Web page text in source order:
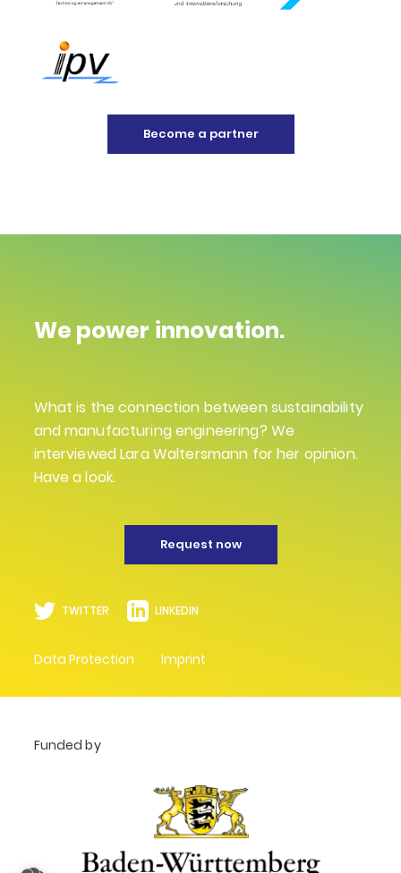
Become a partner
We power innovation.
What is the connection between sustainability
and manufacturing engineering? We
interviewed Lara Waltersmann for her opinion.
Have a look.
Request now
TWITTER LINKEDIN
Data Protection Imprint
Funded by